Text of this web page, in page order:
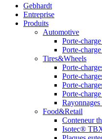
Gebhardt
Entreprise
Produits
Automotive
Porte-
Porte-
Tires&Wheels
Porte-
Porte-
Porte-
Porte-
Rayonnages
Food&Retail
Conteneur
Isotec®